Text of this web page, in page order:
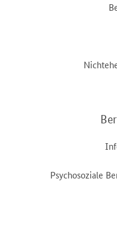
Psychosoziale